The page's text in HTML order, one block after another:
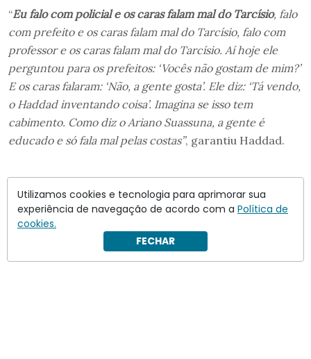
“Eu falo com policial e os caras falam mal do Tarcísio, falo
com prefeito e os caras falam mal do Tarcísio, falo com
professor e os caras falam mal do Tarcísio. Aí hoje ele
perguntou para os prefeitos: ‘Vocês não gostam de mim?’
E os caras falaram: ‘Não, a gente gosta’. Ele diz: ‘Tá vendo,
o Haddad inventando coisa’. Imagina se isso tem
cabimento. Como diz o Ariano Suassuna, a gente é
educado e só fala mal pelas costas”, garantiu Haddad.
Utilizamos cookies e tecnologia para aprimorar sua
experiência de navegação de acordo com a Política de
cookies.
FECHAR